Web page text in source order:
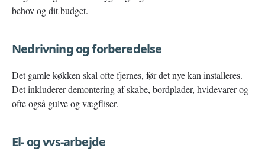
behov og dit budget.
Nedrivning og forberedelse
Det gamle køkken skal ofte fjernes, før det nye kan installeres.
Det inkluderer demontering af skabe, bordplader, hvidevarer og
ofte også gulve og vægfliser.
El- og vvs-arbejde